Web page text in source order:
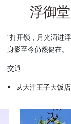
浮御堂
“打开锁，月光洒进
身影至今仍然健在。
交通
从大津王子大饭